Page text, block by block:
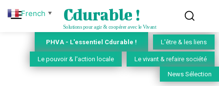
Cdurable !
Solutions pour agir & coopérer avec le Vivant
PHVA - L'essentiel Cdurable ! L'être & les liens
Le pouvoir & l'action locale Le vivant & refaire société
News Sélection
French ▼